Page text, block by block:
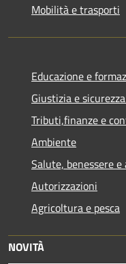
Mobilità e trasporti
Educazione e
Giustizia e
Tributi,finanze e
Ambiente
Salute, benessere e
Autorizzazioni
Agricoltura e pesca
NOVITÀ